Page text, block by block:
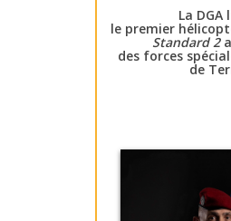
La DGA
le premier
Standard 2
des forces
de